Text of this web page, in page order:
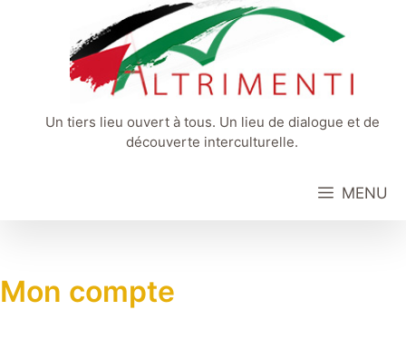
Un tiers lieu ouvert à tous. Un lieu de dialogue et de
découverte interculturelle.
MENU
Mon compte